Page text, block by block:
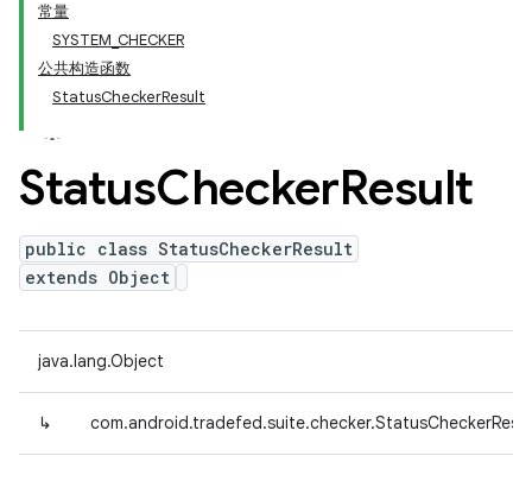
常量
SYSTEM_CHECKER
公共构造函数
StatusCheckerResult
StatusCheckerResult
public class StatusCheckerResult
extends Object
java.lang.Object
↳